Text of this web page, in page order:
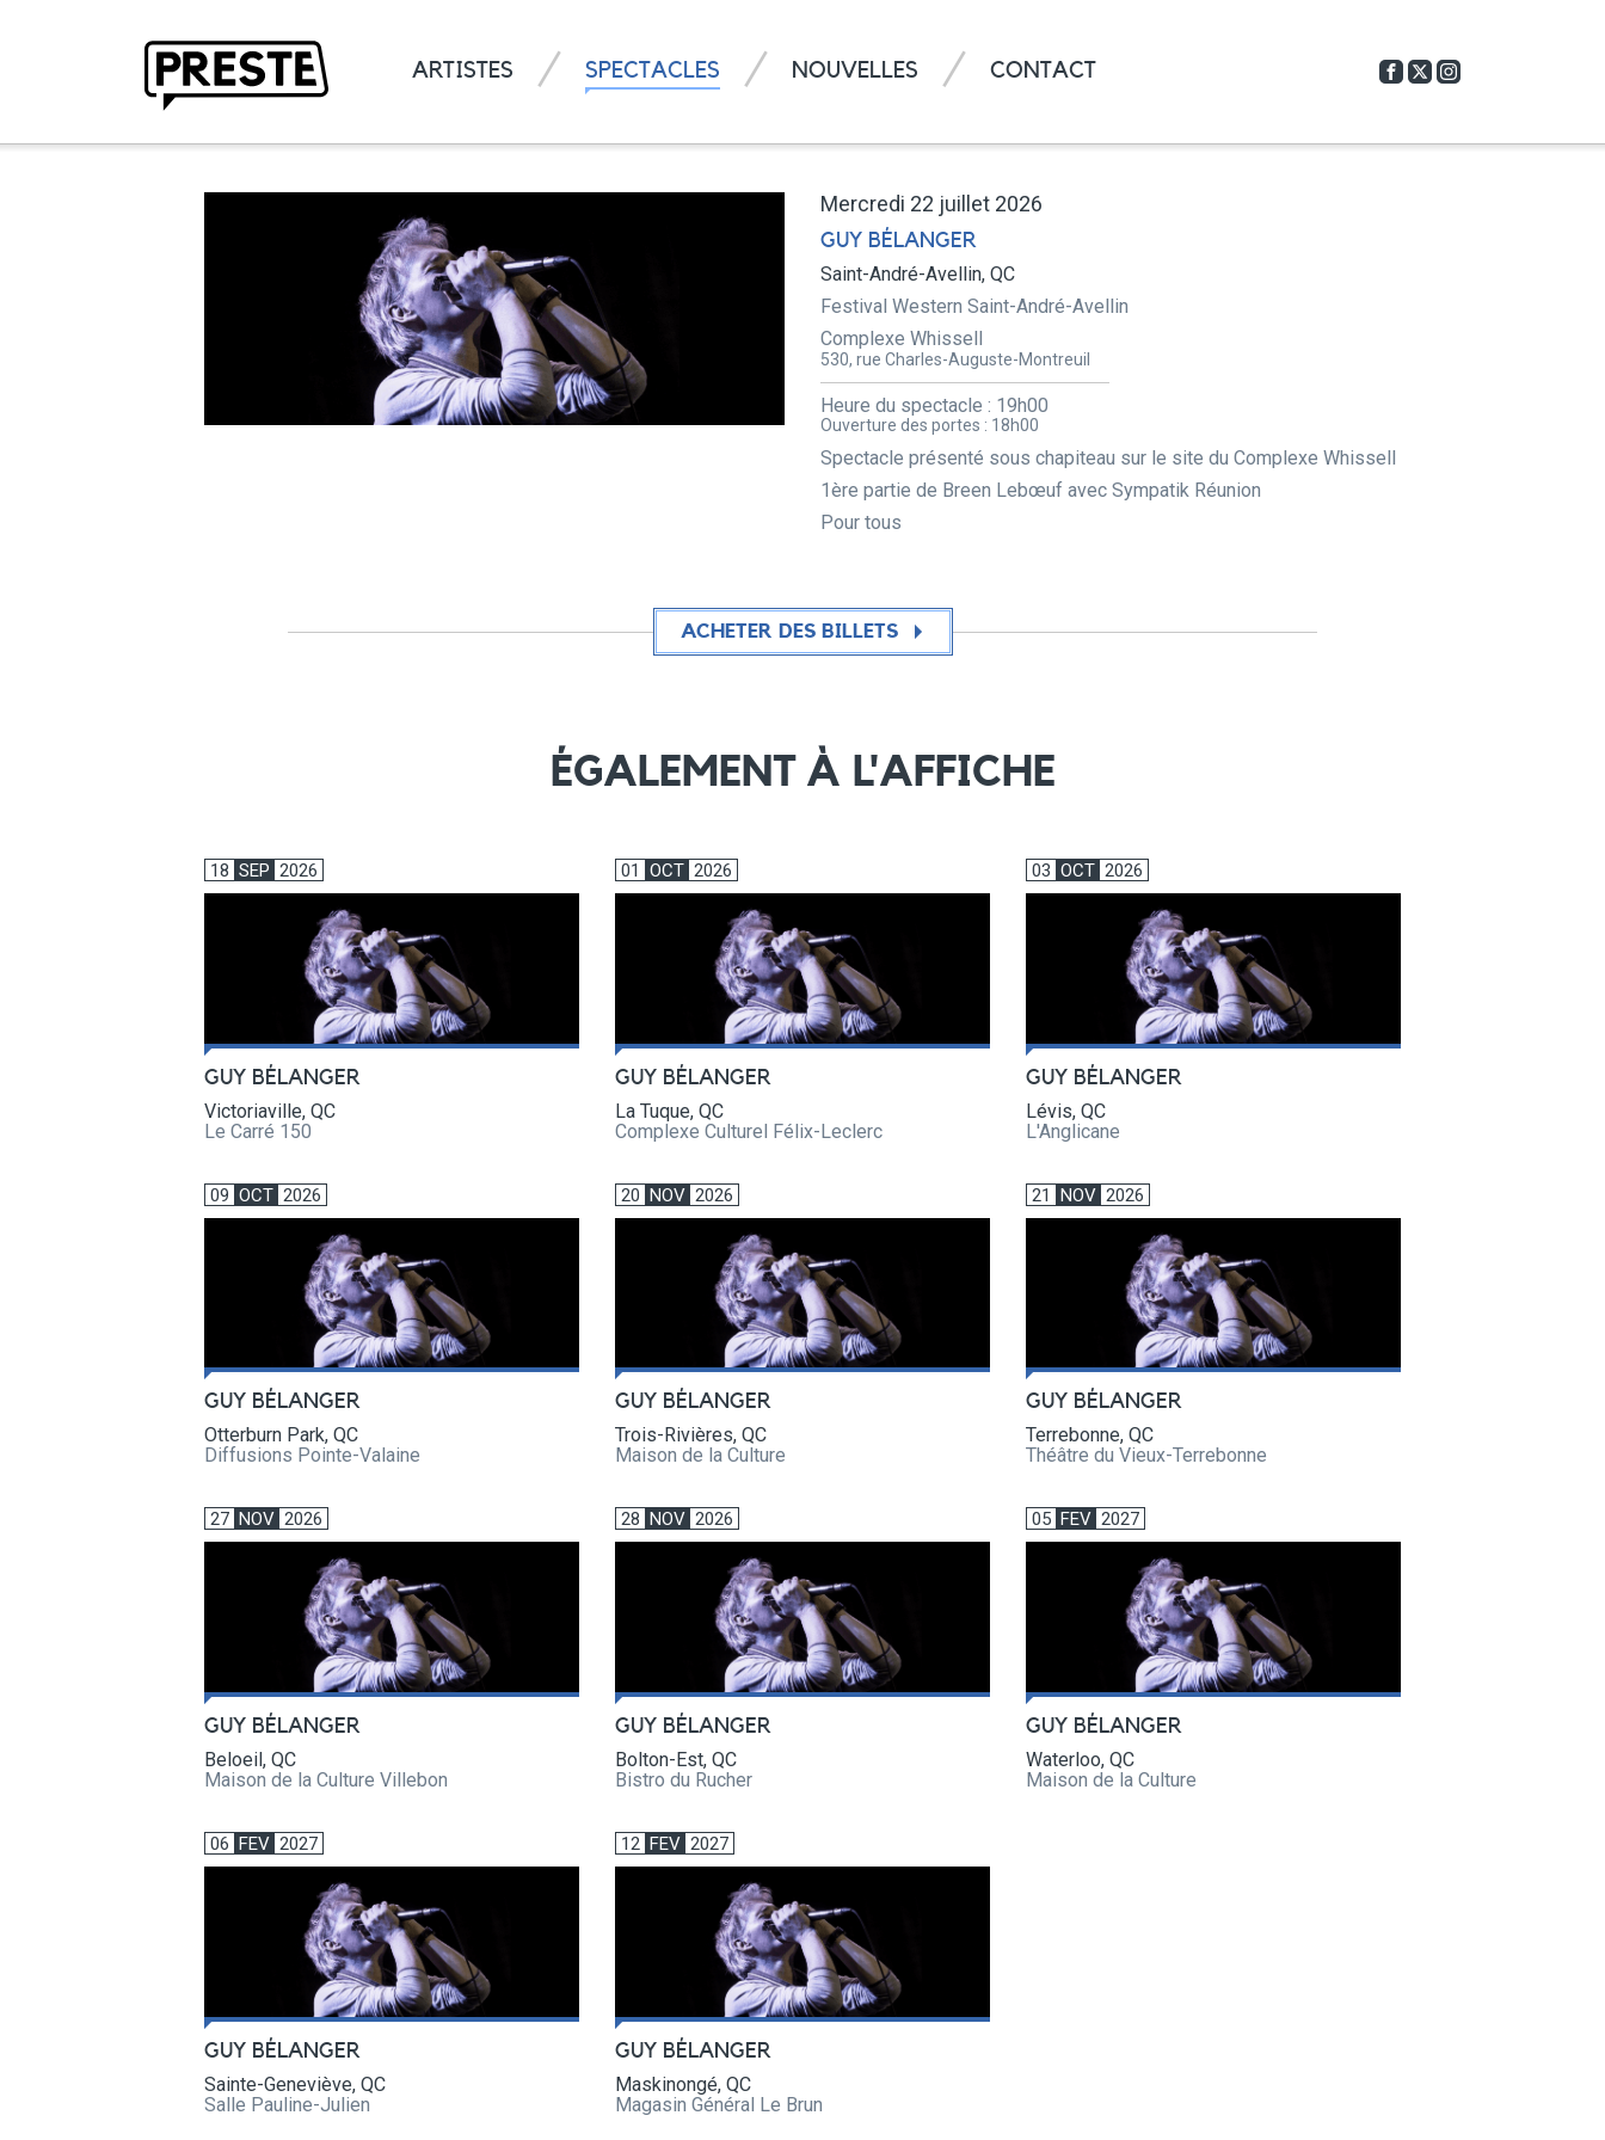
ARTISTES SPECTACLES NOUVELLES CONTACT
Mercredi 22 juillet 2026
GUY BÉLANGER
Saint-André-Avellin, QC
Festival Western Saint-André-Avellin
Complexe Whissell
530, rue Charles-Auguste-Montreuil
Heure du spectacle : 19h00
Ouverture des portes : 18h00
Spectacle présenté sous chapiteau sur le site du Complexe Whissell
1ère partie de Breen Lebœuf avec Sympatik Réunion
Pour tous
ACHETER DES BILLETS
ÉGALEMENT À L'AFFICHE
18 SEP 2026
GUY BÉLANGER
Victoriaville, QC
Le Carré 150
01 OCT 2026
GUY BÉLANGER
La Tuque, QC
Complexe Culturel Félix-Leclerc
03 OCT 2026
GUY BÉLANGER
Lévis, QC
L'Anglicane
09 OCT 2026
GUY BÉLANGER
Otterburn Park, QC
Diffusions Pointe-Valaine
20 NOV 2026
GUY BÉLANGER
Trois-Rivières, QC
Maison de la Culture
21 NOV 2026
GUY BÉLANGER
Terrebonne, QC
Théâtre du Vieux-Terrebonne
27 NOV 2026
GUY BÉLANGER
Beloeil, QC
Maison de la Culture Villebon
28 NOV 2026
GUY BÉLANGER
Bolton-Est, QC
Bistro du Rucher
05 FEV 2027
GUY BÉLANGER
Waterloo, QC
Maison de la Culture
06 FEV 2027
GUY BÉLANGER
Sainte-Geneviève, QC
Salle Pauline-Julien
12 FEV 2027
GUY BÉLANGER
Maskinongé, QC
Magasin Général Le Brun